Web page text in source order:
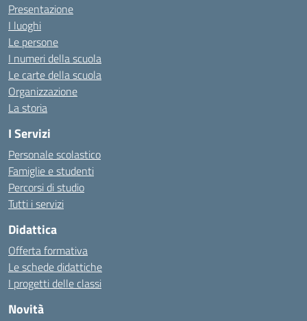
Presentazione
I luoghi
Le persone
I numeri della scuola
Le carte della scuola
Organizzazione
La storia
I Servizi
Personale scolastico
Famiglie e studenti
Percorsi di studio
Tutti i servizi
Didattica
Offerta formativa
Le schede didattiche
I progetti delle classi
Novità